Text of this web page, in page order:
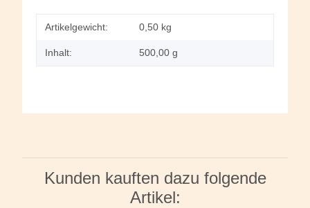
Artikelgewicht: 0,50 kg
Inhalt: 500,00 g
Kunden kauften dazu folgende
Artikel: